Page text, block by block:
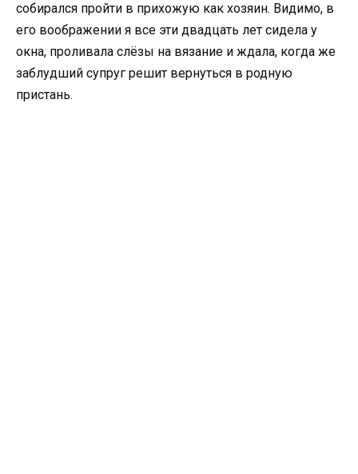
собирался пройти в прихожую как хозяин. Видимо, в
его воображении я все эти двадцать лет сидела у
окна, проливала слёзы на вязание и ждала, когда же
заблудший супруг решит вернуться в родную
пристань.